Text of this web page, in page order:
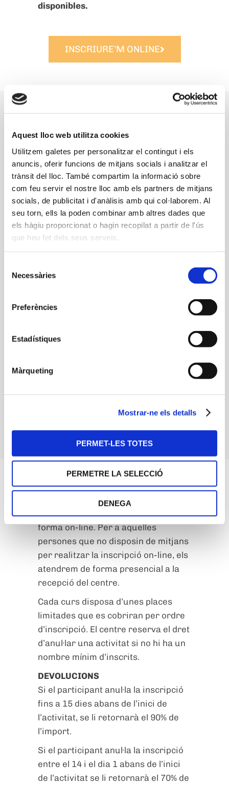
Aquest lloc web utilitza cookies
Utilitzem galetes per personalitzar el contingut i els
anuncis, oferir funcions de mitjans socials i analitzar el
trànsit del lloc. També compartim la informació sobre
com feu servir el nostre lloc amb els partners de mitjans
socials, de publicitat i d'anàlisis amb qui col·laborem. Al
seu torn, ells la poden combinar amb altres dades que
els hàgiu proporcionat o hagin recopilat a partir de l'ús
que heu fet dels seus serveis.
Necessàries
Preferències
Estadístiques
Màrqueting
Mostrar-ne els detalls
PERMET-LES TOTES
PERMETRE LA SELECCIÓ
DENEGA
disponibles.
INSCRIURE’M ONLINE
Carnet d’acompanyant
als cursos de natació
d’infants
Aquest carnet té com a objectiu facilitar la
conciliació de la pràctica esportiva dins de la
unitat familiar. Permet gaudir als pares, mares o
acompanyants, dels esports i activitats del
complex aquàtic, en el mateix horari que tingui
assignat el curs l’infant a qui s’acompanya.
sessions/setmana
adult, jove i
66,51 €
Acompanyant
Les inscripcions als cursos i
activitats es faran preferiblement de
forma on-line. Per a aquelles
persones que no disposin de mitjans
per realitzar la inscripció on-line, els
atendrem de forma presencial a la
recepció del centre.
Cada curs disposa d’unes places
limitades que es cobriran per ordre
d’inscripció. El centre reserva el dret
d’anul·lar una activitat si no hi ha un
nombre mínim d’inscrits.
DEVOLUCIONS
Si el participant anul·la la inscripció
fins a 15 dies abans de l’inici de
l’activitat, se li retornarà el 90% de
l’import.
Si el participant anul·la la inscripció
entre el 14 i el dia 1 abans de l’inici
de l’activitat se li retornarà el 70% de